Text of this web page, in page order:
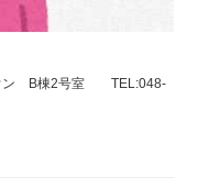
ウン B棟2号室 TEL:048-